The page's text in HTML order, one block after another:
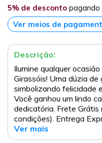
5% de desconto pagando
Ver meios de
Descrição:
Ilumine qualquer
Girassóis! Uma dúzia
simbolizando felicidade
Você ganhou um lindo
dedicatória. Frete
condições). Entrega
Ver mais